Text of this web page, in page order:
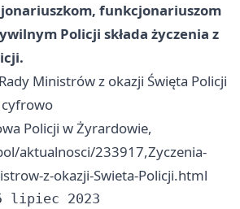
funkcjonariuszom
Policji składa życzenia z
Ministrów z okazji Święta Policji
Policji w Żyrardowie,
aktualnosci/233917,Zyczenia-
z-okazji-Swieta-Policji.html